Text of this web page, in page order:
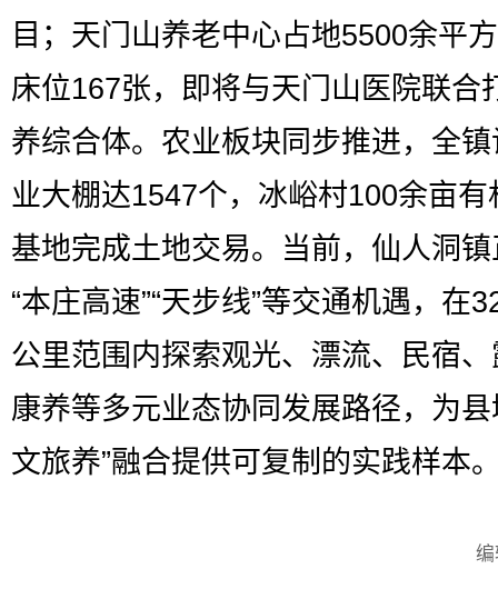
目；天门山养老中心占地5500余平
床位167张，即将与天门山医院联合
养综合体。农业板块同步推进，全
业大棚达1547个，冰峪村100余亩有
基地完成土地交易。当前，仙人洞
“本庄高速”“天步线”等交通机遇，在
公里范围内探索观光、漂流、民宿
康养等多元业态协同发展路径，为县
文旅养”融合提供可复制的实践样本